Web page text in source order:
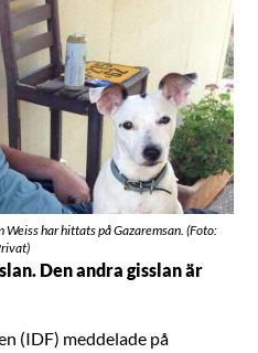
har hittats på Gazaremsan. (Foto:
Den andra gisslan är
(IDF) meddelade på